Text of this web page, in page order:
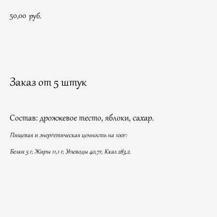
50,00 руб.
Заказ от 5 штук
Состав: дрожжевое тесто, яблоки, сахар.
Пищевая и энергетическая ценность на 100г:
Белки 5 г, Жиры 11,1 г, Углеводы 40,7г, Ккал 283,2.